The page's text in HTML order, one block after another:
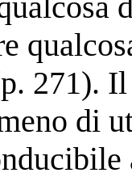
271).
di